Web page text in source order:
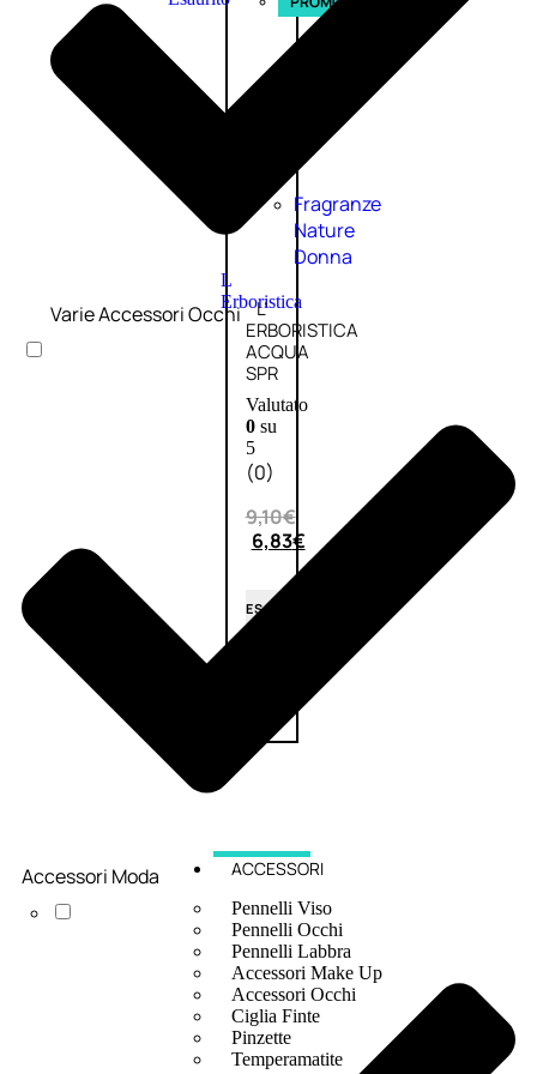
Fragranze
Nature
Donna
L
Erboristica
L’
ERBORISTICA
ACQUA
SPR
Valutato
0su
5
(0)
9,10€
6,83€
ESAURITO
ACCESSORI
Pennelli Viso
Pennelli Occhi
Pennelli Labbra
Accessori Make Up
Accessori Occhi
Ciglia Finte
Pinzette
Temperamatite
Varie Accessori Occhi
Accessori Moda